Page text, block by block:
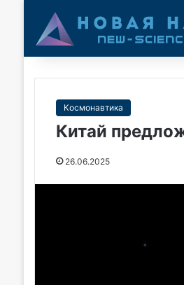
Космонавтика
Китай
26.06.2025